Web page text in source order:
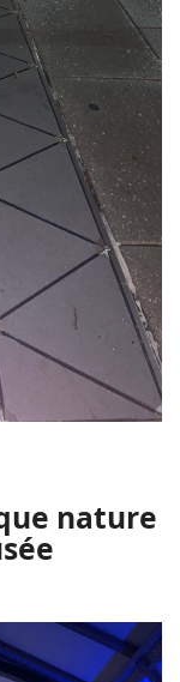
nature